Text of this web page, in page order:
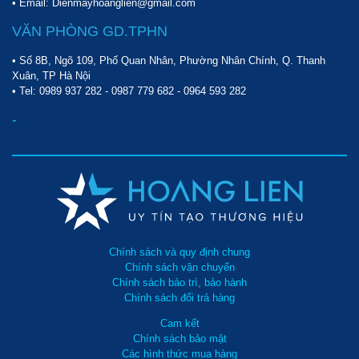
• Email: Dienmayhoanglien@gmail.com
VĂN PHÒNG GD.TPHN
• Số 8B, Ngõ 109, Phố Quan Nhân, Phường Nhân Chính, Q. Thanh
Xuân, TP Hà Nội
• Tel: 0989 937 282 - 0987 779 682 - 0964 593 282
-
Chính sách và quy định chung
Chính sách vận chuyển
Chính sách bảo trì, bảo hành
Chính sách đổi trả hàng
Cam kết
Chính sách bảo mật
Các hình thức mua hàng